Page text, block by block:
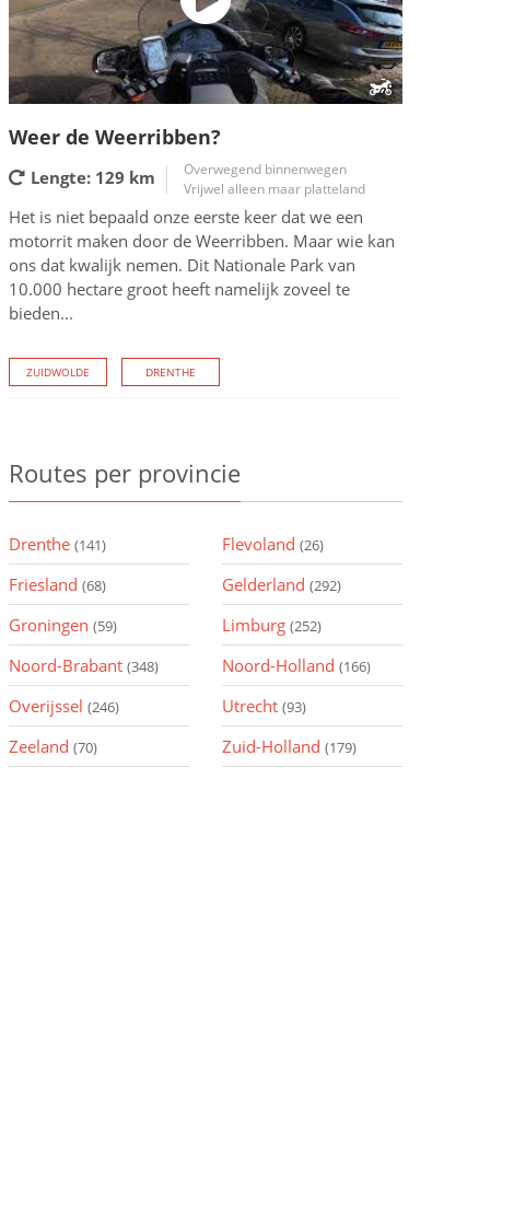
Weer de Weerribben?
Lengte: 129 km
Overwegend binnenwegen
Vrijwel alleen maar platteland
Het is niet bepaald onze eerste keer dat we een
motorrit maken door de Weerribben. Maar wie kan
ons dat kwalijk nemen. Dit Nationale Park van
10.000 hectare groot heeft namelijk zoveel te
bieden...
ZUIDWOLDE DRENTHE
Routes per provincie
Drenthe (141) Flevoland (26)
Friesland (68) Gelderland (292)
Groningen (59) Limburg (252)
Noord-Brabant (348) Noord-Holland (166)
Overijssel (246) Utrecht (93)
Zeeland (70) Zuid-Holland (179)